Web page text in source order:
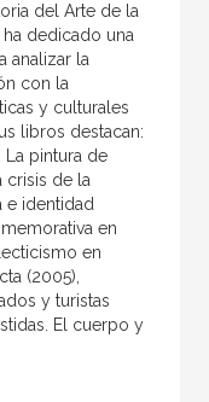
del Arte de la
dedicado una
analizar la
con la
y culturales
libros destacan:
La pintura de
crisis de la
e identidad
en
en
(2005),
y turistas
El cuerpo y